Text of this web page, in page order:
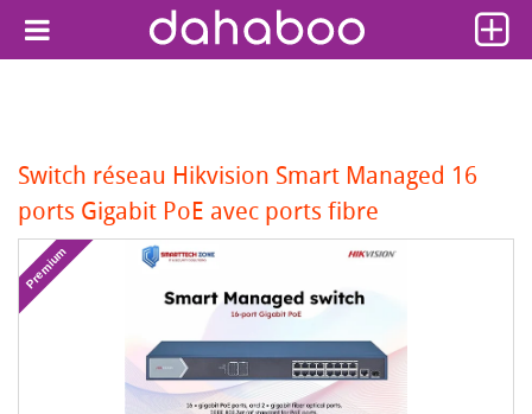
Switch réseau Hikvision Smart Managed 16
ports Gigabit PoE avec ports fibre
Premium